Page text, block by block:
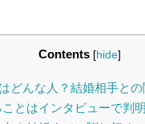
Contents [hide]
どんな人？結婚相手と
とはインタビューで判明